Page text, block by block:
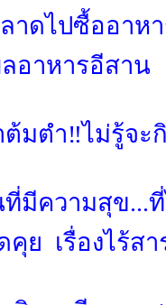
าดไปซื้ออาห
อาหารอีสาน
มตำ‼️ไม่รู้จะ
มีความสุข...
คุย เรื่องไร้สา